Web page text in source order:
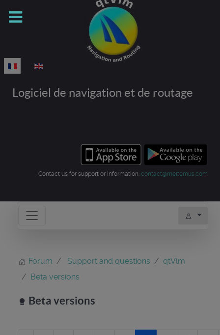
Sélectionnez votre langue
Logiciel de navigation et de routage
Contact us for support or information: contact@meltemus.com
Forum Support and questions
qtVlm
Beta versions
Beta versions